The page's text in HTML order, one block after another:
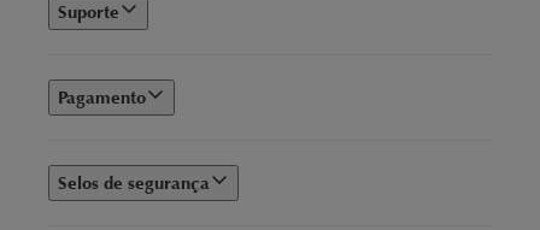
Suporte
Pagamento
Selos de segurança